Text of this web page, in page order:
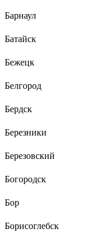
Барнаул
Батайск
Бежецк
Белгород
Бердск
Березники
Березовский
Богородск
Бор
Борисоглебск